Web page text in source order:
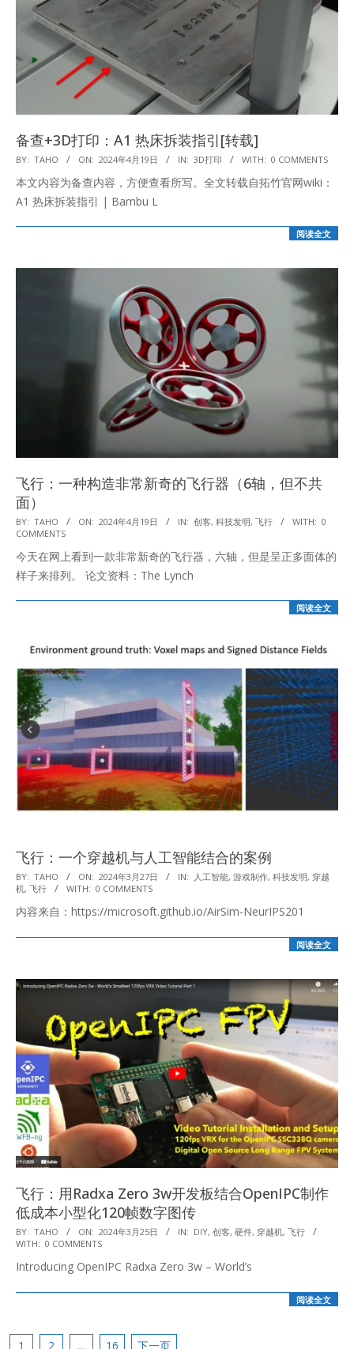
备查+3D打印：A1 热床拆装指引[转载]
2024-
04-
19
BY: TAHO ON: 2024年4月19日 IN: 3D打印 WITH: 0 COMMENTS
本文内容为备查内容，方便查看所写。全文转载自拓竹官网wiki：
A1 热床拆装指引 | Bambu L
阅读全文
飞行：一种构造非常新奇的飞行器（6轴，但不共
面）
2024-
04-
19
BY: TAHO ON: 2024年4月19日 IN: 创客, 科技发明, 飞行 WITH: 0
COMMENTS
今天在网上看到一款非常新奇的飞行器，六轴，但是呈正多面体的
样子来排列。 论文资料：The Lynch
阅读全文
飞行：一个穿越机与人工智能结合的案例
2024-
03-
27
BY: TAHO ON: 2024年3月27日 IN: 人工智能, 游戏制作, 科技发明, 穿越
机, 飞行 WITH: 0 COMMENTS
内容来自：https://microsoft.github.io/AirSim-NeurIPS201
阅读全文
飞行：用Radxa Zero 3w开发板结合OpenIPC制作
低成本小型化120帧数字图传
2024-
03-
25
BY: TAHO ON: 2024年3月25日 IN: DIY, 创客, 硬件, 穿越机, 飞行
WITH: 0 COMMENTS
Introducing OpenIPC Radxa Zero 3w – World’s
阅读全文
文1 2 … 16 下一页